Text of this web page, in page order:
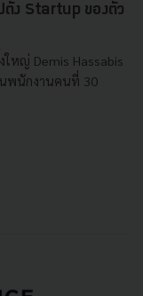
ตั้ง Startup ของตัว
หญ่ Demis Hassabis
นพนักงานคนที่ 30